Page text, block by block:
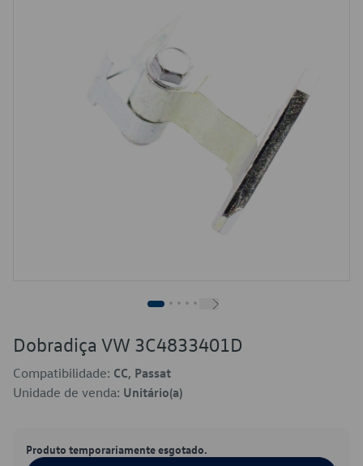
Dobradiça VW 3C4833401D
Compatibilidade: CC, Passat
Unidade de venda: Unitário(a)
Produto temporariamente esgotado.